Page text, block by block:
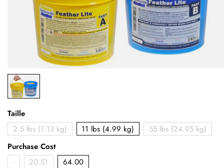
Taille
2.5 lbs (1.13 kg)
11 lbs (4.99 kg)
55 lbs (24.95 kg)
Purchase Cost
-
20.51
64.00